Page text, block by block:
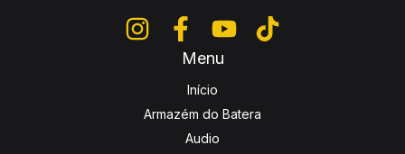
Menu
Início
Armazém do Batera
Audio